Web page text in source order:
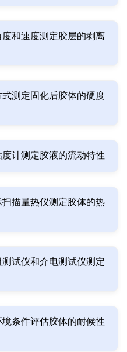
和速度测定胶层的剥离
测定固化后胶体的硬度
计测定胶液的流动特性
描量热仪测定胶体的热
试仪和介电测试仪测定
条件评估胶体的耐候性